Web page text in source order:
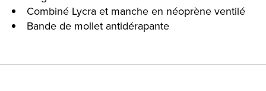
Combiné Lycra et manche en néoprène ventilé
Bande de mollet antidérapante